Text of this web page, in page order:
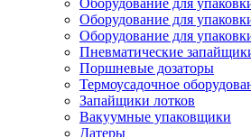
Оборудование для
Оборудование для
Оборудование для
Пневматические
Поршневые дозаторы
Термоусадочное
Запайщики лотков
Вакуумные упаковщики
Датеры